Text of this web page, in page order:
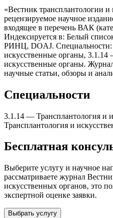
«Вестник трансплантологии
рецензируемое научное
входящее в перечень ВАК
Индексируется в: Белый
РИНЦ, DOAJ. Специальности:
искусственные органы, 3.1.14
искусственные органы.
научные статьи, обзоры и
Специальности
3.1.14 — Трансплантология и
Трансплантология и
Бесплатная
Выберите услугу и научное
рассматриваете журнал
искусственныx органов, это
экспертной оценке заявки.
Выбрать услугу